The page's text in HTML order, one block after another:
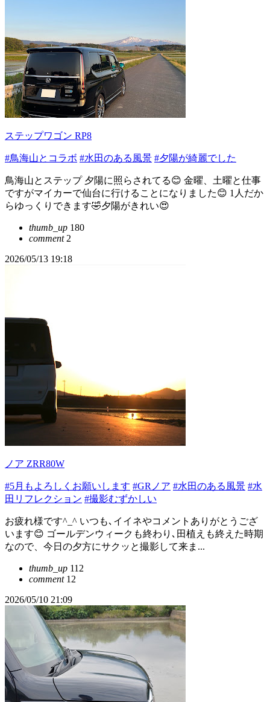
ステップワゴン RP8
#鳥海山とコラボ #水田のある風景 #夕陽が綺麗でした
鳥海山とステップ 夕陽に照らされてる😊 金曜、土曜と仕事
ですがマイカーで仙台に行けることになりました😊 1人だか
らゆっくりできます🤣夕陽がきれい😍
thumb_up 180
comment2
2026/05/13 19:18
ノア ZRR80W
#5月もよろしくお願いします #GRノア #水田のある風景 #水
田リフレクション #撮影むずかしい
お疲れ様です^_^ いつも､イイネやコメントありがとうござ
います😊 ゴールデンウィークも終わり､田植えも終えた時期
なので、今日の夕方にサクッと撮影して来ま...
thumb_up 112
comment12
2026/05/10 21:09